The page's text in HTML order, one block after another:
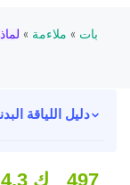
بات » ملاءمة »
دليل اللياقة
4.3 ك 497